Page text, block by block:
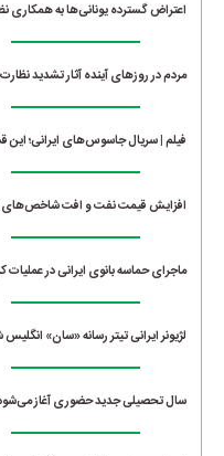
اعتراض گسترده یونانی‌ها به همکاری
مردم در روزهای آینده آثار تشدید نظارت
فیلم | سریال جاسوس‌های ایرانی؛
افزایش قیمت نفت و افت شاخص‌های
ماجرای حماسه‌ بانوی ایرانی در عملیات
لژیونر ایرانی تیتر رسانه «سان»
سال تحصیلی جدید حضوری آغاز